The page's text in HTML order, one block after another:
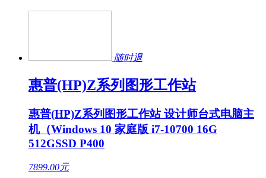
随时退
惠普(HP)Z系列图形工作站
惠普(HP)Z系列图形工作站 设计师台式电脑主
机（Windows 10 家庭版 i7-10700 16G
512GSSD P400
7899.00元